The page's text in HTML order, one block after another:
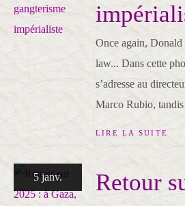
Once again,
law... Dans cette
s’adresse au
Marco Rubio, tandis
LIRE LA SUITE
5 janv.
Retour